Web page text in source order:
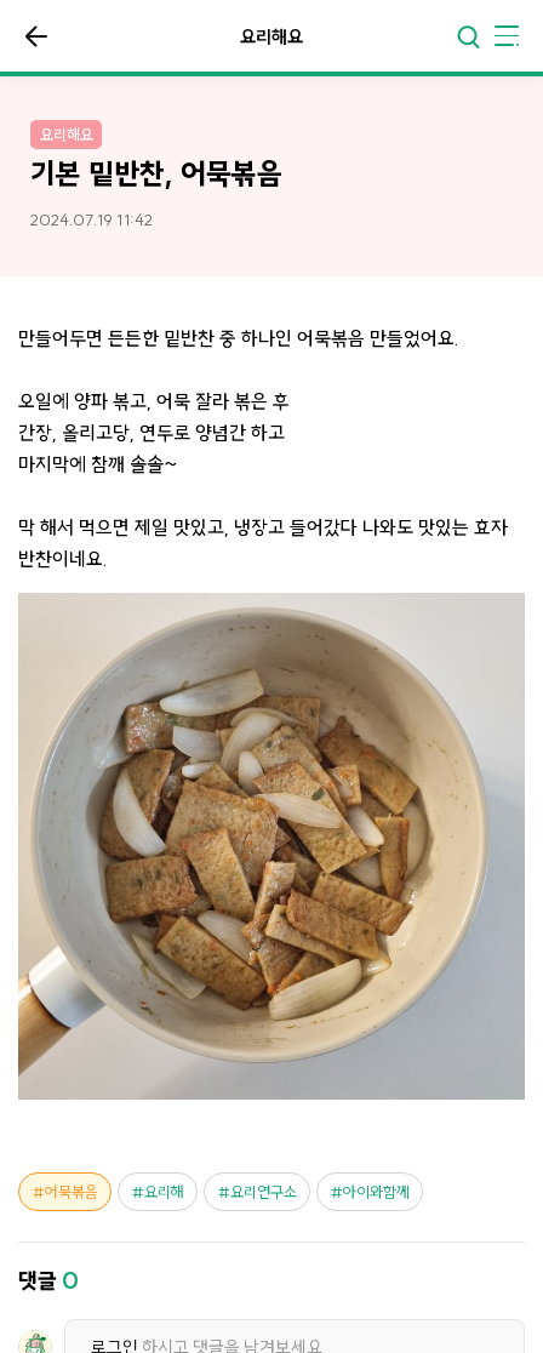
요리해요
요리해요
기본 밑반찬, 어묵볶음
2024.07.19 11:42
만들어두면 든든한 밑반찬 중 하나인 어묵볶음 만들었어요.
오일에 양파 볶고, 어묵 잘라 볶은 후
간장, 올리고당, 연두로 양념간 하고
마지막에 참깨 솔솔~
막 해서 먹으면 제일 맛있고, 냉장고 들어갔다 나와도 맛있는 효자
반찬이네요.
어묵볶음 요리해 요리연구소 아이와함께
댓글 0
로그인 하시고 댓글을 남겨보세요.